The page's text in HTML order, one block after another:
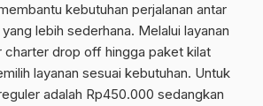
kebutuhan perjalanan antar
lebih sederhana. Melalui layanan
drop off hingga paket kilat
layanan sesuai kebutuhan. Untuk
adalah Rp450.000 sedangkan